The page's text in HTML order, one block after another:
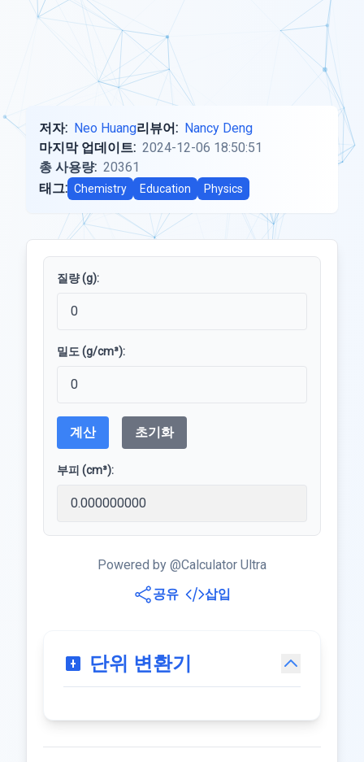
저자: Neo Huang리뷰어: Nancy Deng
마지막 업데이트: 2024-12-06 18:50:51
총 사용량: 20361
태그: Chemistry Education Physics
질량 (g):
밀도 (g/cm³):
계산 초기화
부피 (cm³):
Powered by @Calculator Ultra
공유
삽입
단위 변환기